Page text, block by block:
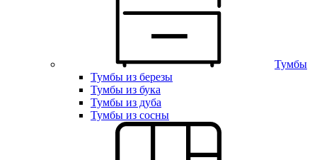
Тумбы
Тумбы из березы
Тумбы из бука
Тумбы из дуба
Тумбы из сосны